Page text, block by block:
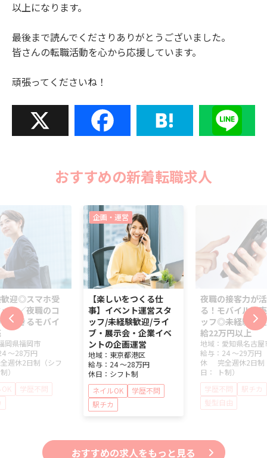
以上になります。
最後まで読んでくださりありがとうございました。
皆さんの転職活動を心から応援しています。
頑張ってくださいね！
Facebook Hatena Line
おすすめの新着転職求人
迎◎スマホ受
フ／夜職のコ
活きるモバイ
岡県福岡市
～28万円
週休2日制（シフ
）
学歴不問
企画・運営
【楽しいをつくる仕
事】イベント運営スタ
ッフ/未経験歓迎/ライ
ブ・展示会・企業イベ
ントの企画運営
地域： 東京都港区
給与： 24 ～28万円
休日： シフト制
ネイルOK
学歴不問
駅チカ
夜職の接客力が
る！モバイル販
ッフ◎未経験歓
給22万円以上
地域： 愛知県名古屋
給与： 24 ～29万円
休
日：
完全週休2日制
ト制）
学歴不問
駅チカ
髪型自由
おすすめの求人をもっと見る